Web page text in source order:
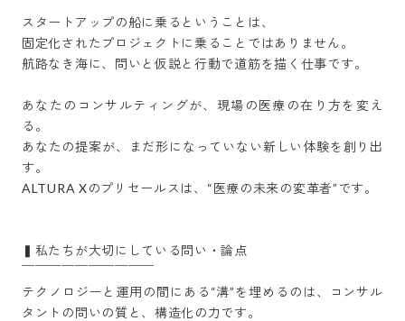
スタートアップの船に乗るということは、
固定化されたプロジェクトに乗ることではありません。
航路なき海に、問いと仮説と行動で道筋を描く仕事です。
あなたのコンサルティングが、現場の医療の在り方を変え
る。
あなたの提案が、まだ形になっていない新しい体験を創り出
す。
ALTURA Xのプリセールスは、“医療の未来の変革者”です。
▍私たちが大切にしている問い・論点
￣￣￣￣￣￣￣￣￣￣
テクノロジーと運用の間にある“溝”を埋めるのは、コンサル
タントの問いの質と、構造化の力です。